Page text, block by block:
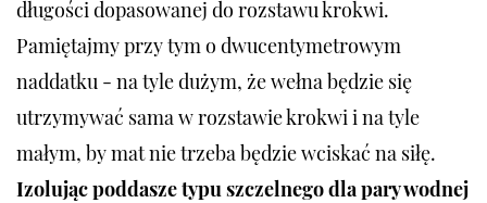
długości dopasowanej do rozstawu krokwi.
Pamiętajmy przy tym o dwucentymetrowym
naddatku - na tyle dużym, że wełna będzie się
utrzymywać sama w rozstawie krokwi i na tyle
małym, by mat nie trzeba będzie wciskać na siłę.
Izolując poddasze typu szczelnego dla pary wodnej